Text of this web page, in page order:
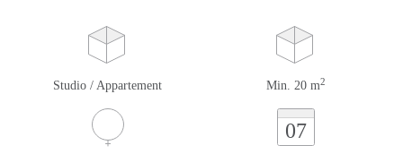
Studio / Appartement Min. 20 m2
07